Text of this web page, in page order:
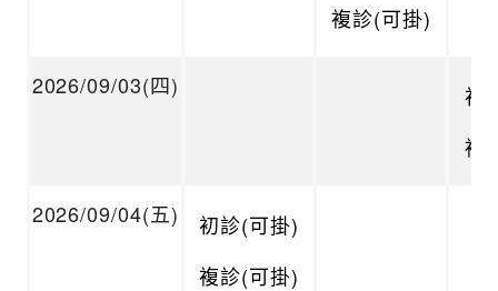
複診(可掛)
2026/09/03(四)
初
複
2026/09/04(五)
初診(可掛)
複診(可掛)